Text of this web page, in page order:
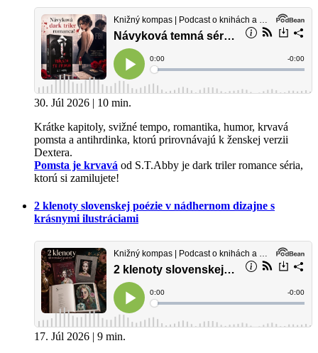
30. Júl 2026 | 10 min.
Krátke kapitoly, svižné tempo, romantika, humor, krvavá
pomsta a antihrdinka, ktorú prirovnávajú k ženskej verzii
Dextera.
Pomsta je krvavá od S.T.Abby je dark triler romance séria,
ktorú si zamilujete!
2 klenoty slovenskej poézie v nádhernom dizajne s
krásnymi ilustráciami
17. Júl 2026 | 9 min.